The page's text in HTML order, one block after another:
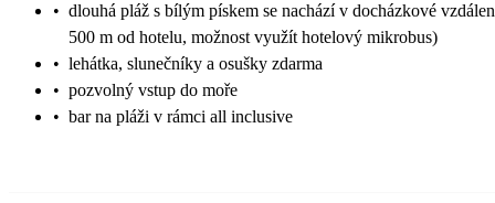
• dlouhá pláž s bílým pískem se nachází v docházkové
500 m od hotelu, možnost využít hotelový mikrobus)
• lehátka, slunečníky a osušky zdarma
• pozvolný vstup do moře
• bar na pláži v rámci all inclusive